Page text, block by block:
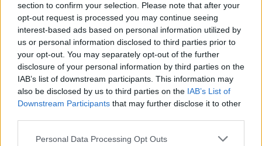
section to confirm your selection. Please note that after your
opt-out request is processed you may continue seeing
interest-based ads based on personal information utilized by
us or personal information disclosed to third parties prior to
your opt-out. You may separately opt-out of the further
disclosure of your personal information by third parties on the
IAB’s list of downstream participants. This information may
also be disclosed by us to third parties on the IAB’s List of
Downstream Participants that may further disclose it to other
Personal Data Processing Opt Outs
Por su parte, el alcalde de Tinajo,
Jesús Machín, muestra su “alegría al
comprobar como esta prueba deportiva
sigue creciendo y creciendo y, al
mismo tiempo, como el nombre de
Tinajo cada temporada viaja más lejos
gracias a la oferta deportiva del
municipio”, concluye el alcalde.
Escribir un comentario
Nombre